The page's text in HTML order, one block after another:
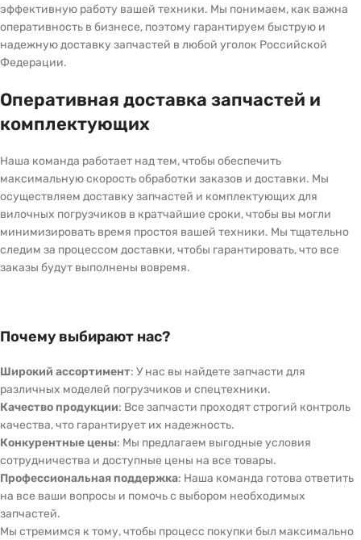
эффективную работу вашей техники. Мы понимаем, как важна
оперативность в бизнесе, поэтому гарантируем быструю и
надежную доставку запчастей в любой уголок Российской
Федерации.
Оперативная доставка запчастей и
комплектующих
Наша команда работает над тем, чтобы обеспечить
максимальную скорость обработки заказов и доставки. Мы
осуществляем доставку запчастей и комплектующих для
вилочных погрузчиков в кратчайшие сроки, чтобы вы могли
минимизировать время простоя вашей техники. Мы тщательно
следим за процессом доставки, чтобы гарантировать, что все
заказы будут выполнены вовремя.
Почему выбирают нас?
Широкий ассортимент: У нас вы найдете запчасти для
различных моделей погрузчиков и спецтехники.
Качество продукции: Все запчасти проходят строгий контроль
качества, что гарантирует их надежность.
Конкурентные цены: Мы предлагаем выгодные условия
сотрудничества и доступные цены на все товары.
Профессиональная поддержка: Наша команда готова ответить
на все ваши вопросы и помочь с выбором необходимых
запчастей.
Мы стремимся к тому, чтобы процесс покупки был максимально